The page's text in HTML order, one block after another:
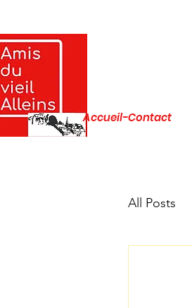
Accueil-Contact
All Posts